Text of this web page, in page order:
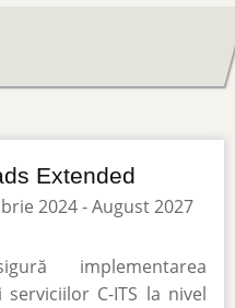
Extended
2024 - August 2027
implementarea
C-ITS la nivel